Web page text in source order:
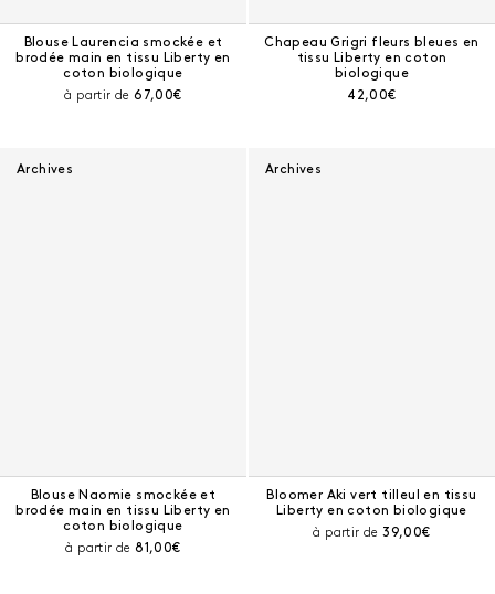
Blouse Laurencia smockée et
brodée main en tissu Liberty en
coton biologique
à partir de Prix courant :
67,00€
Chapeau Grigri fleurs bleues en
tissu Liberty en coton
biologique
Prix courant :
42,00€
Archives
Blouse Naomie smockée et
brodée main en tissu Liberty en
coton biologique
à partir de Prix courant :
81,00€
Archives
Bloomer Aki vert tilleul en tissu
Liberty en coton biologique
à partir dePrix courant :
39,00€